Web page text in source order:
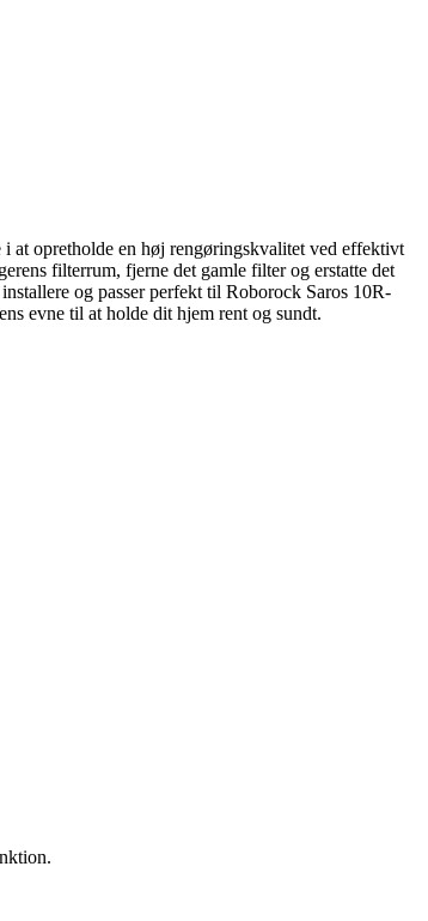
at opretholde en høj rengøringskvalitet ved effektivt
filterrum, fjerne det gamle filter og erstatte det
og passer perfekt til Roborock Saros 10R-
evne til at holde dit hjem rent og sundt.